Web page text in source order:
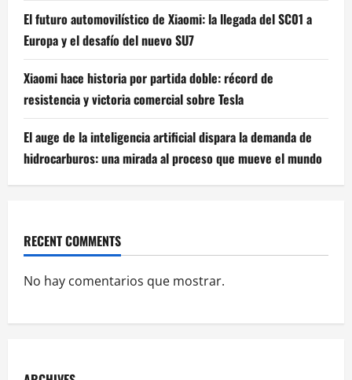
El futuro automovilístico de Xiaomi: la llegada del SC01 a
Europa y el desafío del nuevo SU7
Xiaomi hace historia por partida doble: récord de
resistencia y victoria comercial sobre Tesla
El auge de la inteligencia artificial dispara la demanda de
hidrocarburos: una mirada al proceso que mueve el mundo
RECENT COMMENTS
No hay comentarios que mostrar.